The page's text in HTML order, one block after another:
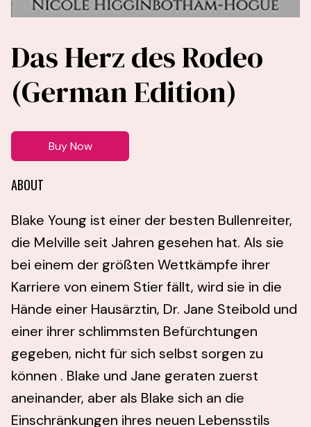
Das Herz des Rodeo
(German Edition)
Buy Now
ABOUT
Blake Young ist einer der besten Bullenreiter,
die Melville seit Jahren gesehen hat. Als sie
bei einem der größten Wettkämpfe ihrer
Karriere von einem Stier fällt, wird sie in die
Hände einer Hausärztin, Dr. Jane Steibold und
einer ihrer schlimmsten Befürchtungen
gegeben, nicht für sich selbst sorgen zu
können . Blake und Jane geraten zuerst
aneinander, aber als Blake sich an die
Einschränkungen ihres neuen Lebensstils